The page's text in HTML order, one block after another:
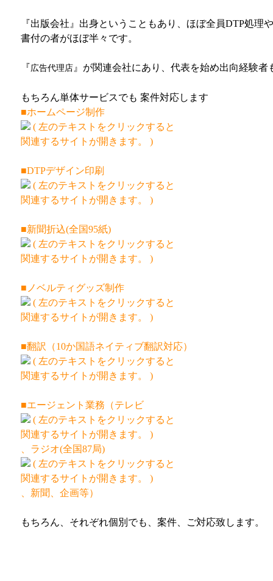
『出版会社』出身ということもあり、ほぼ全員DTP処
書付の者がほぼ半々です。
『広告代理店』が関連会社にあり、代表を始め出向経験
もちろん単体サービスでも 案件対応します
■ホームページ制作
(左のテキストをクリックすると
関連するサイトが開きます。 )
■DTPデザイン印刷
(左のテキストをクリックすると
関連するサイトが開きます。 )
■新聞折込(全国95紙)
(左のテキストをクリックすると
関連するサイトが開きます。 )
■ノベルティグッズ制作
(左のテキストをクリックすると
関連するサイトが開きます。 )
■翻訳（10か国語ネイティブ翻訳対応）
(左のテキストをクリックすると
関連するサイトが開きます。 )
■エージェント業務（テレビ
(左のテキストをクリックすると
関連するサイトが開きます。 )
ラジオ(全国87局)
(左のテキストをクリックすると
関連するサイトが開きます。 )
、新聞、企画等）
もちろん、それぞれ個別でも、案件、ご対応致します。